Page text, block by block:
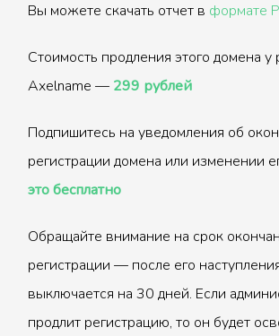
Вы можете скачать отчет в формате
Стоимость продления этого домена у
Axelname — 299 рублей
Подпишитесь на уведомления об
регистрации домена или изменении
это бесплатно
Обращайте внимание на срок
регистрации — после его
выключается на 30 дней. Если
продлит регистрацию, то он будет